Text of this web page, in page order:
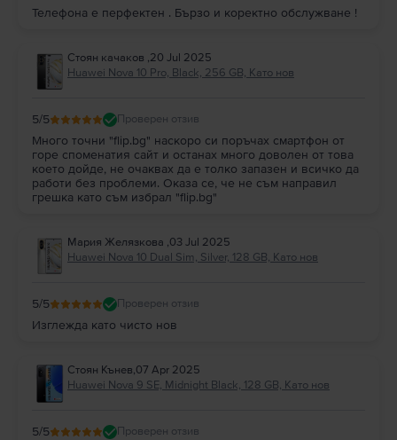
Телефона е перфектен . Бързо и коректно обслужване !
Стоян качаков ,20 Jul 2025
Huawei Nova 10 Pro, Black, 256 GB, Като нов
5/5 Проверен отзив
Много точни "flip.bg" наскоро си поръчах смартфон от
горе споменатия сайт и останах много доволен от това
което дойде, не очаквах да е толко запазен и всичко да
работи без проблеми. Оказа се, че не съм направил
грешка като съм избрал "flip.bg"
Мария Желязкова ,03 Jul 2025
Huawei Nova 10 Dual Sim, Silver, 128 GB, Като нов
5/5 Проверен отзив
Изглежда като чисто нов
Стоян Кънев,07 Apr 2025
Huawei Nova 9 SE, Midnight Black, 128 GB, Като нов
5/5 Проверен отзив